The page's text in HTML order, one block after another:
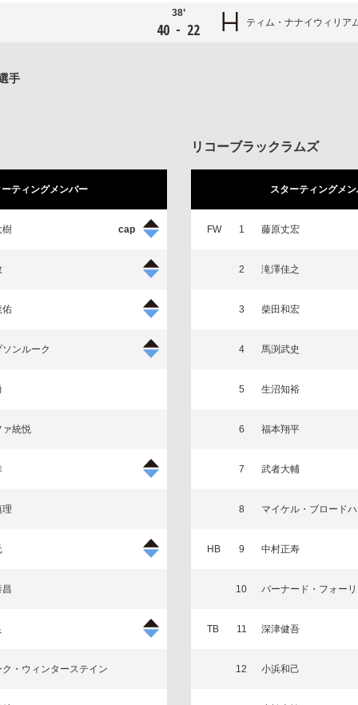
38’
40 - 22 ティム・ナナイウィリア
手
ティングメンバー
樹
佑
ンルーク
ァ統悦
理
昌
ク・ウィンターステイン
リコーブラックラムズ
スターティングメ
FW 1 藤原丈宏
2 滝澤佳之
3 柴田和宏
4 馬渕武史
5 生沼知裕
6 福本翔平
7 武者大輔
8 マイケル・ブロードハ
HB 9 中村正寿
10 バーナード・フォー
TB 11 深津健吾
12 小浜和己